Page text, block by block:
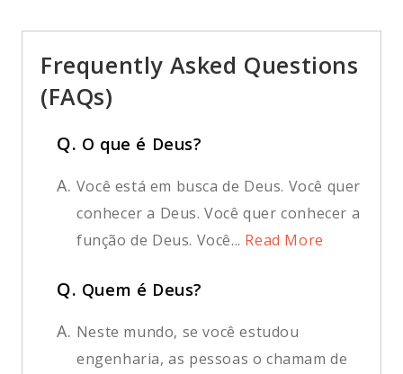
Frequently Asked Questions
(FAQs)
Q. O que é Deus?
A. Você está em busca de Deus. Você quer
conhecer a Deus. Você quer conhecer a
função de Deus. Você... Read More
Q. Quem é Deus?
A. Neste mundo, se você estudou
engenharia, as pessoas o chamam de